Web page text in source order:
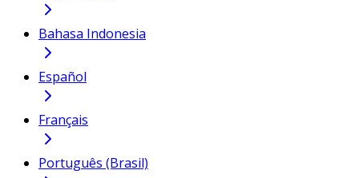
Bahasa Indonesia
Español
Français
Português (Brasil)